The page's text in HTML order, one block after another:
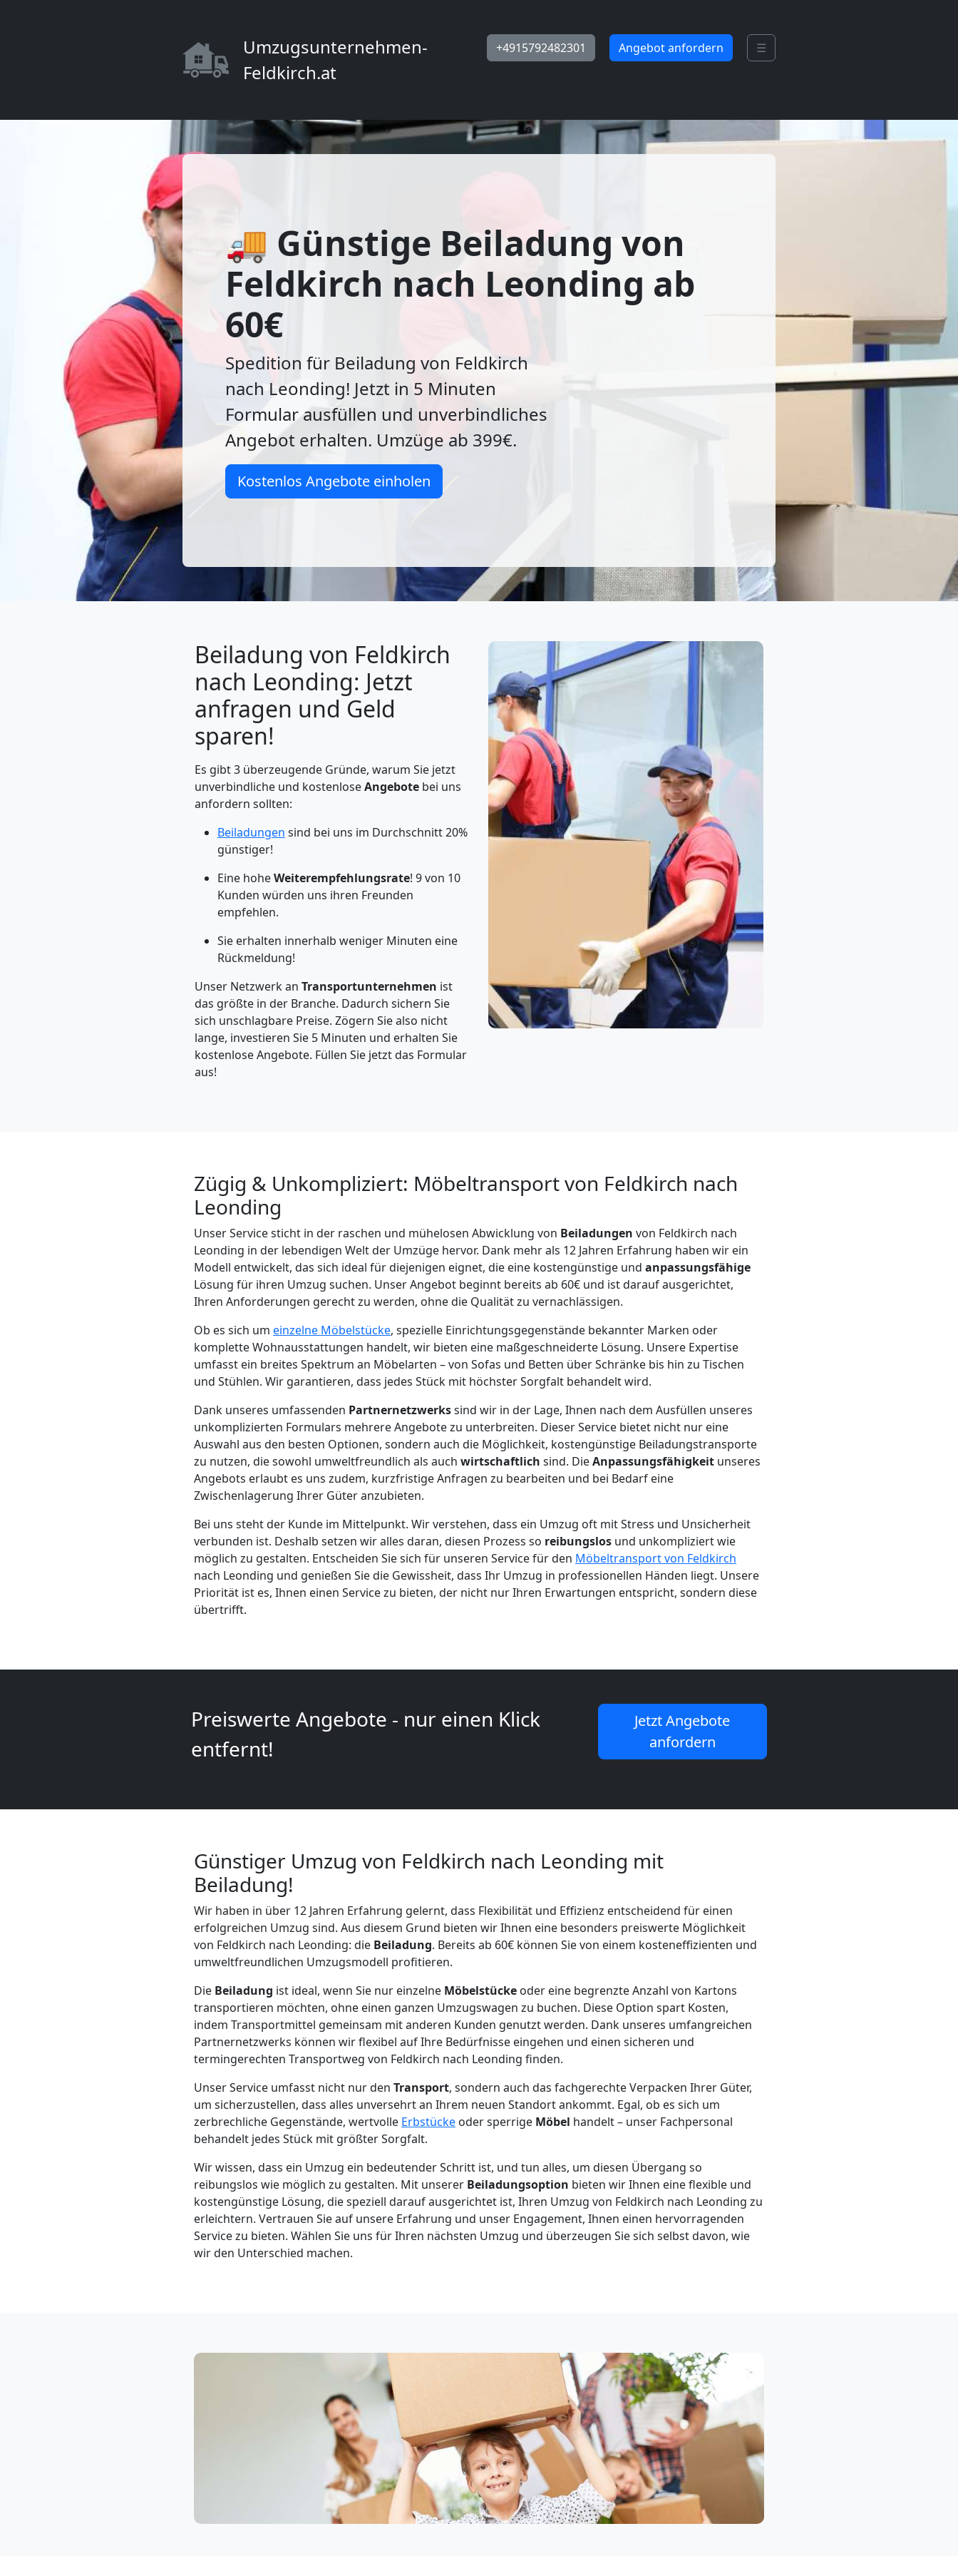
Umzugsunternehmen-
Feldkirch.at
+4915792482301 Angebot anfordern ☰
🚚 Günstige Beiladung von
Feldkirch nach Leonding ab
60€
Spedition für Beiladung von Feldkirch
nach Leonding! Jetzt in 5 Minuten
Formular ausfüllen und unverbindliches
Angebot erhalten. Umzüge ab 399€.
Kostenlos Angebote einholen
Beiladung von Feldkirch
nach Leonding: Jetzt
anfragen und Geld
sparen!
Es gibt 3 überzeugende Gründe, warum Sie jetzt
unverbindliche und kostenloseAngebotebei uns
anfordern sollten:
Beiladungen sind bei uns im Durchschnitt 20%
günstiger!
Eine hoheWeiterempfehlungsrate! 9 von 10
Kunden würden uns ihren Freunden
empfehlen.
Sie erhalten innerhalb weniger Minuten eine
Rückmeldung!
Unser Netzwerk an Transportunternehmen ist
das größte in der Branche. Dadurch sichern Sie
sich unschlagbare Preise. Zögern Sie also nicht
lange, investieren Sie 5 Minuten und erhalten Sie
kostenlose Angebote. Füllen Sie jetzt das Formular
aus!
Zügig & Unkompliziert: Möbeltransport von Feldkirch nach
Leonding
Unser Service sticht in der raschen und mühelosen Abwicklung von Beiladungen von Feldkirch nach
Leonding in der lebendigen Welt der Umzüge hervor. Dank mehr als 12 Jahren Erfahrung haben wir ein
Modell entwickelt, das sich ideal für diejenigen eignet, die eine kostengünstige und anpassungsfähige
Lösung für ihren Umzug suchen. Unser Angebot beginnt bereits ab 60€ und ist darauf ausgerichtet,
Ihren Anforderungen gerecht zu werden, ohne die Qualität zu vernachlässigen.
Ob es sich um einzelne Möbelstücke, spezielle Einrichtungsgegenstände bekannter Marken oder
komplette Wohnausstattungen handelt, wir bieten eine maßgeschneiderte Lösung. Unsere Expertise
umfasst ein breites Spektrum an Möbelarten – von Sofas und Betten über Schränke bis hin zu Tischen
und Stühlen. Wir garantieren, dass jedes Stück mit höchster Sorgfalt behandelt wird.
Dank unseres umfassenden Partnernetzwerkssind wir in der Lage, Ihnen nach dem Ausfüllen unseres
unkomplizierten Formulars mehrere Angebote zu unterbreiten. Dieser Service bietet nicht nur eine
Auswahl aus den besten Optionen, sondern auch die Möglichkeit, kostengünstige Beiladungstransporte
zu nutzen, die sowohl umweltfreundlich als auch wirtschaftlich sind. DieAnpassungsfähigkeit unseres
Angebots erlaubt es uns zudem, kurzfristige Anfragen zu bearbeiten und bei Bedarf eine
Zwischenlagerung Ihrer Güter anzubieten.
Bei uns steht der Kunde im Mittelpunkt. Wir verstehen, dass ein Umzug oft mit Stress und Unsicherheit
verbunden ist. Deshalb setzen wir alles daran, diesen Prozess so reibungslos und unkompliziert wie
möglich zu gestalten. Entscheiden Sie sich für unseren Service für den Möbeltransport von Feldkirch
nach Leonding und genießen Sie die Gewissheit, dass Ihr Umzug in professionellen Händen liegt. Unsere
Priorität ist es, Ihnen einen Service zu bieten, der nicht nur Ihren Erwartungen entspricht, sondern diese
übertrifft.
Preiswerte Angebote - nur einen Klick
entfernt!
Jetzt Angebote
anfordern
Günstiger Umzug von Feldkirch nach Leonding mit
Beiladung!
Wir haben in über 12 Jahren Erfahrung gelernt, dass Flexibilität und Effizienz entscheidend für einen
erfolgreichen Umzug sind. Aus diesem Grund bieten wir Ihnen eine besonders preiswerte Möglichkeit
von Feldkirch nach Leonding: die Beiladung. Bereits ab 60€ können Sie von einem kosteneffizienten und
umweltfreundlichen Umzugsmodell profitieren.
Die Beiladung ist ideal, wenn Sie nur einzelne Möbelstücke oder eine begrenzte Anzahl von Kartons
transportieren möchten, ohne einen ganzen Umzugswagen zu buchen. Diese Option spart Kosten,
indem Transportmittel gemeinsam mit anderen Kunden genutzt werden. Dank unseres umfangreichen
Partnernetzwerks können wir flexibel auf Ihre Bedürfnisse eingehen und einen sicheren und
termingerechten Transportweg von Feldkirch nach Leonding finden.
Unser Service umfasst nicht nur den Transport, sondern auch das fachgerechte Verpacken Ihrer Güter,
um sicherzustellen, dass alles unversehrt an Ihrem neuen Standort ankommt. Egal, ob es sich um
zerbrechliche Gegenstände, wertvolle Erbstücke oder sperrige Möbel handelt – unser Fachpersonal
behandelt jedes Stück mit größter Sorgfalt.
Wir wissen, dass ein Umzug ein bedeutender Schritt ist, und tun alles, um diesen Übergang so
reibungslos wie möglich zu gestalten. Mit unserer Beiladungsoption bieten wir Ihnen eine flexible und
kostengünstige Lösung, die speziell darauf ausgerichtet ist, Ihren Umzug von Feldkirch nach Leonding zu
erleichtern. Vertrauen Sie auf unsere Erfahrung und unser Engagement, Ihnen einen hervorragenden
Service zu bieten. Wählen Sie uns für Ihren nächsten Umzug und überzeugen Sie sich selbst davon, wie
wir den Unterschied machen.
Klaviertransport